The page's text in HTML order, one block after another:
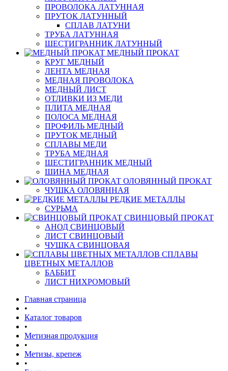
ПРОВОЛОКА ЛАТУННАЯ
ПРУТОК ЛАТУННЫЙ
СПЛАВ ЛАТУНИ
ТРУБА ЛАТУННАЯ
ШЕСТИГРАННИК ЛАТУННЫЙ
МЕДНЫЙ ПРОКАТ
КРУГ МЕДНЫЙ
ЛЕНТА МЕДНАЯ
МЕДНАЯ ПРОВОЛОКА
МЕДНЫЙ ЛИСТ
ОТЛИВКИ ИЗ МЕДИ
ПЛИТА МЕДНАЯ
ПОЛОСА МЕДНАЯ
ПРОФИЛЬ МЕДНЫЙ
ПРУТОК МЕДНЫЙ
СПЛАВЫ МЕДИ
ТРУБА МЕДНАЯ
ШЕСТИГРАННИК МЕДНЫЙ
ШИНА МЕДНАЯ
ОЛОВЯННЫЙ ПРОКАТ
ЧУШКА ОЛОВЯННАЯ
РЕДКИЕ МЕТАЛЛЫ
СУРЬМА
СВИНЦОВЫЙ ПРОКАТ
АНОД СВИНЦОВЫЙ
ЛИСТ СВИНЦОВЫЙ
ЧУШКА СВИНЦОВАЯ
СПЛАВЫ
ЦВЕТНЫХ МЕТАЛЛОВ
БАББИТ
ЛИСТ НИХРОМОВЫЙ
Главная страница
•
Каталог товаров
•
Метизная продукция
•
Метизы, крепеж
•